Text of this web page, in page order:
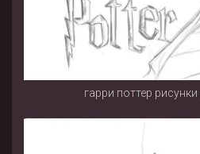
гарри поттер